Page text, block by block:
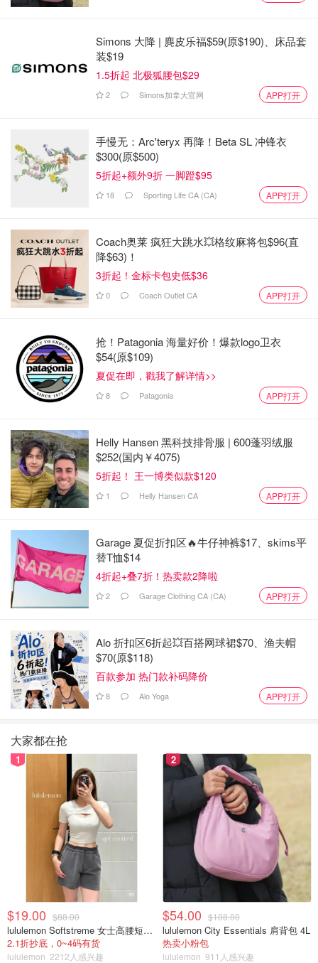
图片来自@sloppyjoesbar/Facebook，版权属原作者
Sloppy Joe's酒吧是位于Etobicoke，你可以买到裹粉或不裹
粉的鸡翅，鸡翅的数量从5个到50个不等，并配有胡萝卜、
芹菜和蓝纹奶酪或牧场。
地址：3527 Lake Shore Boulevard West
Hurricanes Roadhouse Restaurant
图片来自于@hurricanestdot/Twitter，版权属于原作者
Ossington，拥有该地区最好的patio之一。当饥饿感袭来
时，在这个自1985年以来就一直存在的Bloorcourt体育酒
吧，你必须点鸡翅。口味有烤的和炸的，而且总是与蔬菜和
蓝奶酪蘸酱一起供应，还有40 Creek、龙舌兰酸橙、火辣辣
和 "Gale Force "等风格。 周三，你可以到这里来观看每周
一次的 "布卢尔西部偶像 "比赛。
地址：963 Bloor Street West
官网：https://hurricanesroadhouse.ca/
Duff's Famous Wings
Simons 大降 | 麂皮乐福$59(原$190)、床品套
装$19
1.5折起 北极狐腰包$29
2 Simons加拿大官网 APP打开
手慢无：Arc'teryx 再降！Beta SL 冲锋衣
$300(原$500)
5折起+额外9折 一脚蹬$95
18 Sporting Life CA (CA) APP打开
Coach奥莱 疯狂大跳水💥格纹麻将包$96(直
降$63)！
3折起！金标卡包史低$36
0 Coach Outlet CA APP打开
抢！Patagonia 海量好价！爆款logo卫衣
$54(原$109)
夏促在即，戳我了解详情>>
8 Patagonia APP打开
Helly Hansen 黑科技排骨服 | 600蓬羽绒服
$252(国内￥4075)
5折起！ 王一博类似款$120
1 Helly Hansen CA APP打开
Garage 夏促折扣区🔥牛仔神裤$17、skims平
替T恤$14
4折起+叠7折！热卖款2降啦
2 Garage Clothing CA (CA) APP打开
Alo 折扣区6折起💥百搭网球裙$70、渔夫帽
$70(原$118)
百款参加 热门款补码降价
8 Alo Yoga APP打开
大家都在抢
1
$19.00 $88.00
lululemon Softstreme 女士高腰短裤 10cm
2.1折抄底，0~4码有货
lululemon 2212人感兴趣
2
$54.00 $108.00
lululemon City Essentials 肩背包 4L
热卖小粉包
lululemon 911人感兴趣